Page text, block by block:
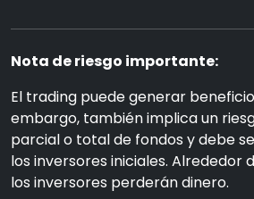
Nota de riesgo importante:
El trading puede generar
embargo, también implica un
parcial o total de fondos y debe
los inversores iniciales. Alrededor
los inversores perderán dinero.